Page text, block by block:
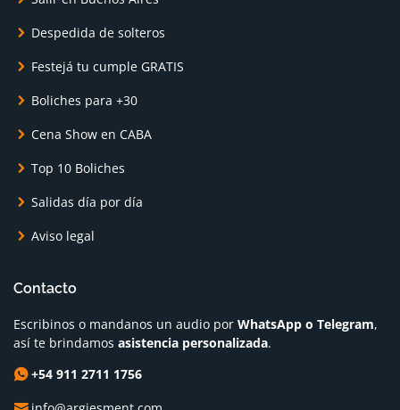
Despedida de solteros
Festejá tu cumple GRATIS
Boliches para +30
Cena Show en CABA
Top 10 Boliches
Salidas día por día
Aviso legal
Contacto
Escribinos o mandanos un audio por WhatsApp o Telegram,
así te brindamos asistencia personalizada.
+54 911 2711 1756